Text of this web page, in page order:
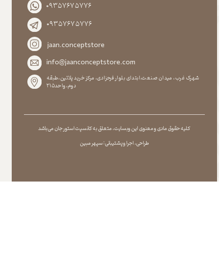
کلیه حقوق مادی و معنوی این وبسایت ، متعلق به کانسپت استور جان می باشد
طراحی ، اجرا و پشتیبانی : سپهر مبین
۰۹۳۵۷۶۷۵۷۷۶
۰۹۳۵۷۶۷۵۷۷۶
jaan.conceptstore
info@jaanconceptstore.com
شهرک غرب، میدان صنعت،ابتدای بلوار فرحزادی، مرکز خرید پلاتین،طبقه
دوم،واحد۲۱۵